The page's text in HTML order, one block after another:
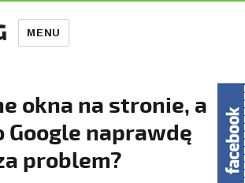
MENU
okna na stronie, a
Google naprawdę
problem?